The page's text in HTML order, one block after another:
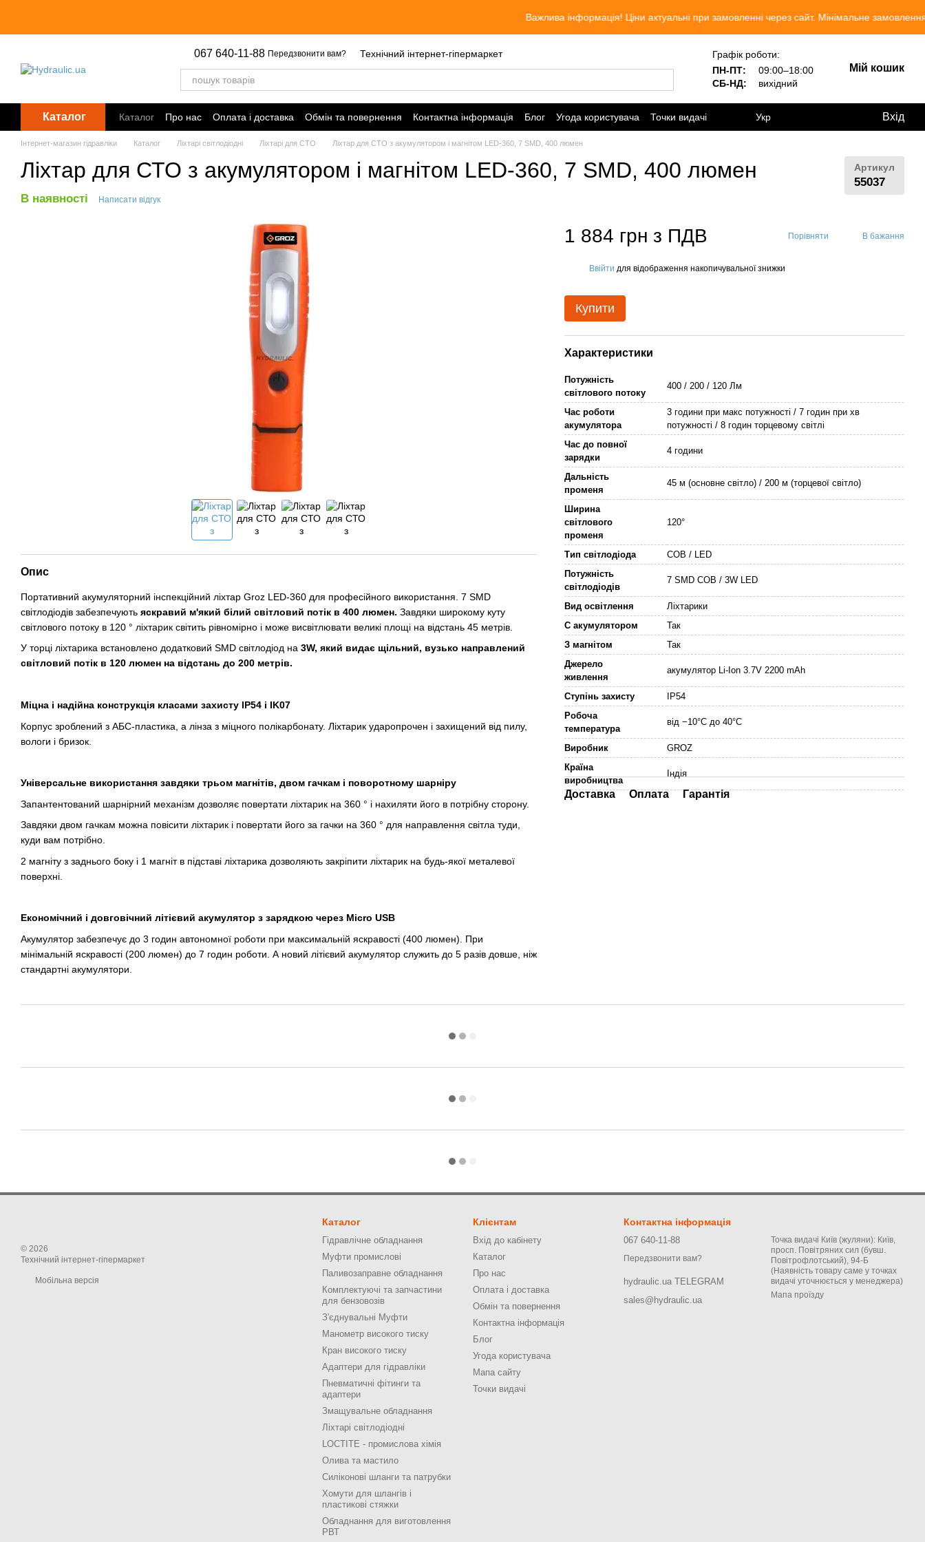
Важлива інформація! Ціни актуальні при замовленні через сайт. Мінімальне замовлення
067 640-11-88 Передзвонити вам? Технічний інтернет-гіпермаркет
Графік роботи:
ПН-ПТ:
09:00–18:00
СБ-НД:
вихідний
Мій кошик
Каталог Каталог Про нас Оплата і доставка Обмін та повернення Контактна інформація Блог Угода користувача Точки видачі Укр Вхід
Інтернет-магазин гідравліки Каталог Ліхтарі світлодіодні Ліхтарі для СТО Ліхтар для СТО з акумулятором і магнітом LED-360, 7 SMD, 400 люмен
Ліхтар для СТО з акумулятором і магнітом LED-360, 7 SMD, 400 люмен Артикул
55037
В наявності
Написати відгук
Опис
Портативний акумуляторний інспекційний ліхтар Groz LED-360 для професійного використання. 7 SMD
світлодіодів забезпечують яскравий м'який білий світловий потік в 400 люмен. Завдяки широкому куту
світлового потоку в 120 ° ліхтарик світить рівномірно і може висвітлювати великі площі на відстань 45 метрів.
У торці ліхтарика встановлено додатковий SMD світлодіод на 3W, який видає щільний, вузько направлений
світловий потік в 120 люмен на відстань до 200 метрів.
Міцна і надійна конструкція класами захисту IP54 і IK07
Корпус зроблений з АБС-пластика, а лінза з міцного полікарбонату. Ліхтарик ударопрочен і захищений від пилу,
вологи і бризок.
Універсальне використання завдяки трьом магнітів, двом гачкам і поворотному шарніру
Запантентований шарнірний механізм дозволяє повертати ліхтарик на 360 ° і нахиляти його в потрібну сторону.
Завдяки двом гачкам можна повісити ліхтарик і повертати його за гачки на 360 ° для направлення світла туди,
куди вам потрібно.
2 магніту з заднього боку і 1 магніт в підставі ліхтарика дозволяють закріпити ліхтарик на будь-якої металевої
поверхні.
Економічний і довговічний літієвий акумулятор з зарядкою через Micro USB
Акумулятор забезпечує до 3 годин автономної роботи при максимальній яскравості (400 люмен). При
мінімальній яскравості (200 люмен) до 7 годин роботи. А новий літієвий акумулятор служить до 5 разів довше, ніж
стандартні акумулятори.
1 884 грн з ПДВ Порівняти В бажання
Ввійти для відображення накопичувальної знижки
Купити
Характеристики
Потужність
світлового потоку
400 / 200 / 120 Лм
Час роботи
акумулятора
3 години при макс потужності / 7 годин при хв
потужності / 8 годин торцевому світлі
Час до повної
зарядки
4 години
Дальність
променя
45 м (основне світло) / 200 м (торцевої світло)
Ширина
світлового
променя
120°
Тип світлодіода
COB / LED
Потужність
світлодіодів
7 SMD COB / 3W LED
Вид освітлення
Ліхтарики
С акумулятором
Так
З магнітом
Так
Джерело
живлення
акумулятор Li-Ion 3.7V 2200 mAh
Ступінь захисту
IP54
Робоча
температура
від −10°C до 40°C
Виробник
GROZ
Країна
виробництва
Індія
Доставка Оплата Гарантія
© 2026
Технічний інтернет-гіпермаркет
Мобільна версія
Каталог
Гідравлічне обладнання
Муфти промислові
Паливозаправне обладнання
Комплектуючі та запчастини
для бензовозів
З'єднувальні Муфти
Манометр високого тиску
Кран високого тиску
Адаптери для гідравліки
Пневматичні фітинги та
адаптери
Змащувальне обладнання
Ліхтарі світлодіодні
LOCTITE - промислова хімія
Олива та мастило
Силіконові шланги та патрубки
Хомути для шлангів і
пластикові стяжки
Обладнання для виготовлення
РВТ
Клієнтам
Вхід до кабінету
Каталог
Про нас
Оплата і доставка
Обмін та повернення
Контактна інформація
Блог
Угода користувача
Мапа сайту
Точки видачі
Контактна інформація
067 640-11-88
Передзвонити вам?
hydraulic.ua TELEGRAM
sales@hydraulic.ua
Точка видачі Київ (жуляни): Київ,
просп. Повітряних сил (бувш.
Повітрофлотський), 94-Б
(Наявність товару саме у точках
видачі уточнюється у менеджера)
Мапа проїзду